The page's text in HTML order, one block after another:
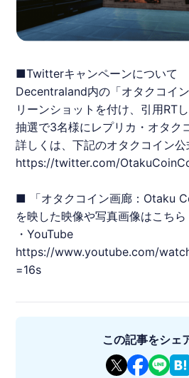
■Twitterキャンペーンについて
Decentraland内の「オタクコイ
リーンショットを付け、引用RT
抽選で3名様にレプリカ・ オタク
詳しくは、下記のオタクコイン公
https://twitter.com/
■ 「オタクコイン画廊：Otaku
を映した映像や写真画像はこちら
・YouTube
https://www.youtube.com/
=16s
この記事をシェ